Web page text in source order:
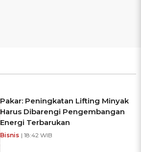
Pakar: Peningkatan Lifting Minyak
Harus Dibarengi Pengembangan
Energi Terbarukan
Bisnis | 18:42 WIB